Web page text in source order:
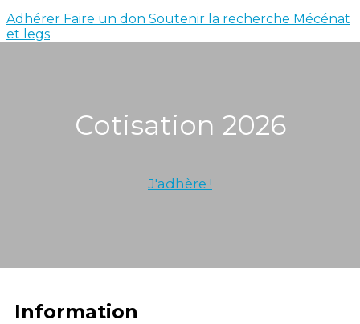
Adhérer Faire un don Soutenir la recherche Mécénat
et legs
Cotisation 2026
J'adhère !
Information